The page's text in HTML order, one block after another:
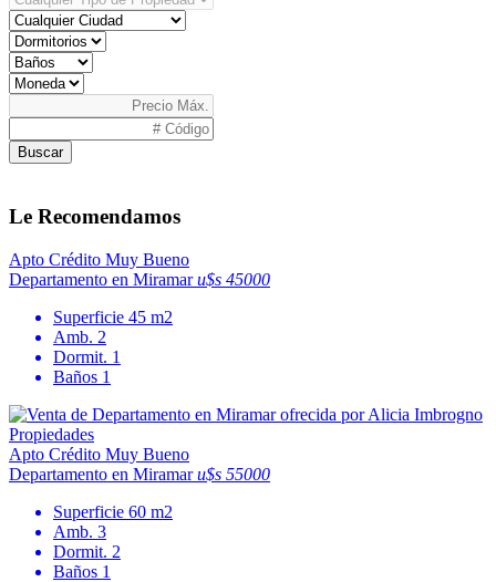
Buscar
Le Recomendamos
Apto Crédito Muy Bueno
Departamento en Miramaru$s 45000
Superficie 45 m2
Amb. 2
Dormit. 1
Baños 1
Apto Crédito Muy Bueno
Departamento en Miramaru$s 55000
Superficie 60 m2
Amb. 3
Dormit. 2
Baños 1